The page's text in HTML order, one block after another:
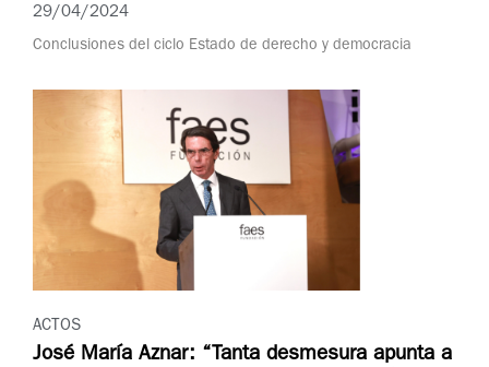
29/04/2024
Conclusiones del ciclo Estado de derecho y democracia
ACTOS
José María Aznar: “Tanta desmesura apunta a